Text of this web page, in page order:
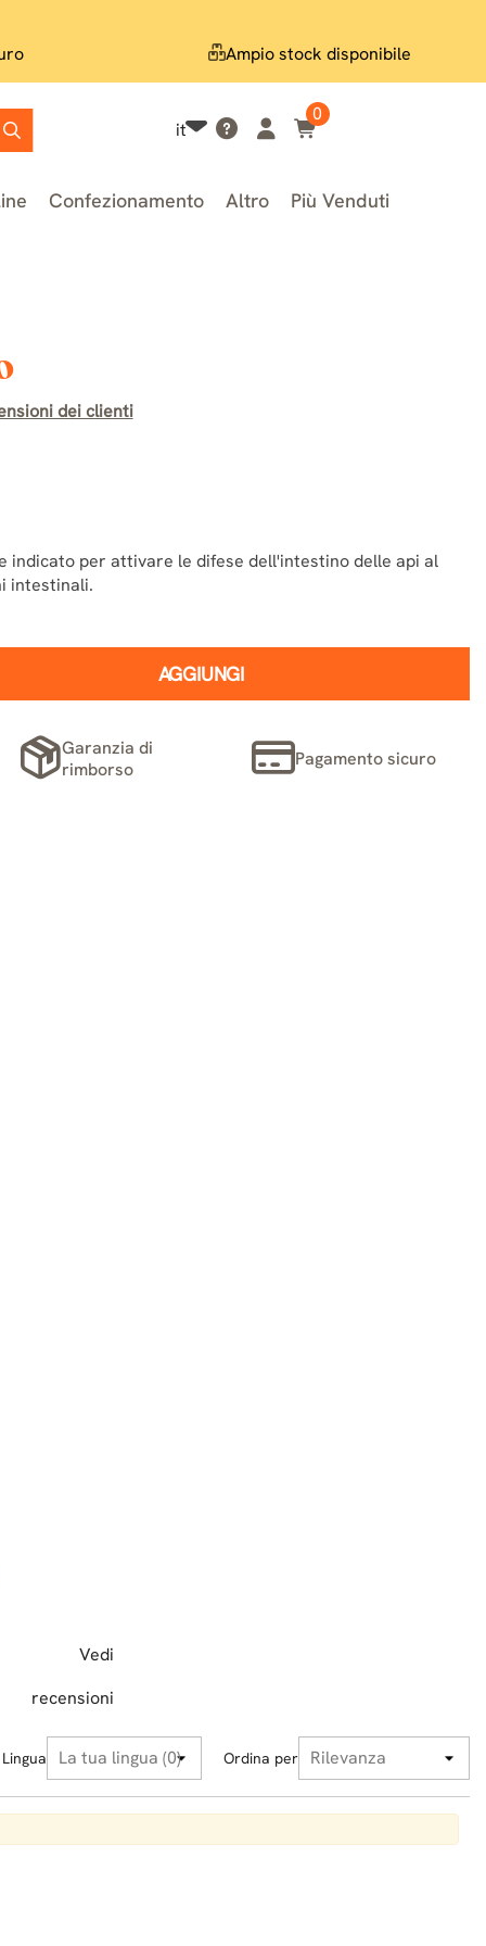
Ampio stock disponibile
it
0
Confezionamento Altro Più Venduti
dei clienti
indicato per attivare le difese dell'intestino delle api al
intestinali.
AGGIUNGI
Garanzia di
rimborso
Pagamento sicuro
Vedi
recensioni
Lingua Ordina per